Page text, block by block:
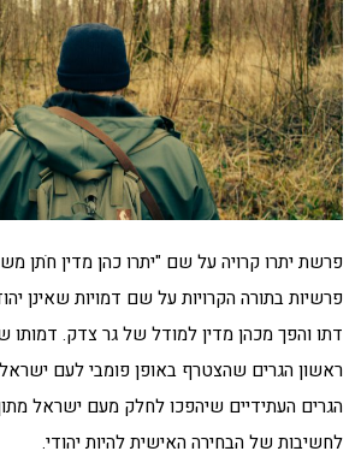
פרשת יתרו קרויה על שם "יתרו כהן מדין חֹתן
פרשיות בתורה הקרויות על שם דמויות שאינן
דתו והפך מכהן מדין למודל של גר צדק. דמותו
ראשון הגרים שהצטרף באופן פומבי לעם
הגרים העתידיים שיהפכו לחלק מעם ישראל
לחשיבות של הבחירה האישית להיות יהודי.